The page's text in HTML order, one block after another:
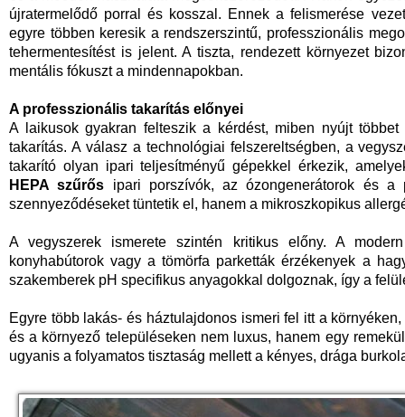
újratermelődő porral és kosszal. Ennek a felismerése
egyre többen keresik a rendszerszintű, professzionális
tehermentesítést is jelent. A tiszta, rendezett környezet
mentális fókuszt a mindennapokban.
A professzionális takarítás előnyei
A laikusok gyakran felteszik a kérdést, miben nyújt
takarítás. A válasz a technológiai felszereltségben, a
takarító olyan ipari teljesítményű gépekkel érkezik,
HEPA szűrős ipari porszívók, az ózongenerátorok és a
szennyeződéseket tüntetik el, hanem a mikroszkopikus
A vegyszerek ismerete szintén kritikus előny. A
konyhabútorok vagy a tömörfa parketták érzékenyek a
szakemberek pH specifikus anyagokkal dolgoznak, így a
Egyre több lakás- és háztulajdonos ismeri fel itt a
és a környező településeken nem luxus, hanem egy
ugyanis a folyamatos tisztaság mellett a kényes, drága